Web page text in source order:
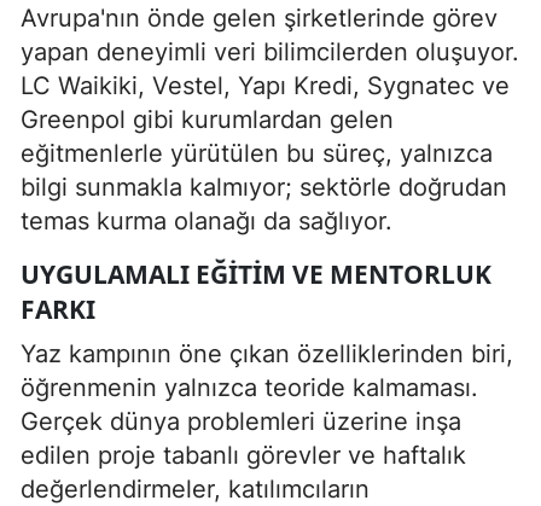
Avrupa'nın önde gelen şirketlerinde görev
yapan deneyimli veri bilimcilerden oluşuyor.
LC Waikiki, Vestel, Yapı Kredi, Sygnatec ve
Greenpol gibi kurumlardan gelen
eğitmenlerle yürütülen bu süreç, yalnızca
bilgi sunmakla kalmıyor; sektörle doğrudan
temas kurma olanağı da sağlıyor.
UYGULAMALI EĞITIM VE MENTORLUK
FARKI
Yaz kampının öne çıkan özelliklerinden biri,
öğrenmenin yalnızca teoride kalmaması.
Gerçek dünya problemleri üzerine inşa
edilen proje tabanlı görevler ve haftalık
değerlendirmeler, katılımcıların